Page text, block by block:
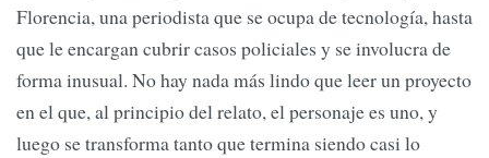
Florencia, una periodista que se ocupa de tecnología, hasta
que le encargan cubrir casos policiales y se involucra de
forma inusual. No hay nada más lindo que leer un proyecto
en el que, al principio del relato, el personaje es uno, y
luego se transforma tanto que termina siendo casi lo